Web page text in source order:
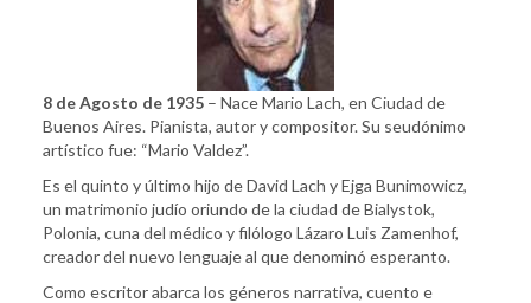
8 de Agosto de 1935 – Nace Mario Lach, en Ciudad de
Buenos Aires. Pianista, autor y compositor. Su seudónimo
artístico fue: “Mario Valdez”.
Es el quinto y último hijo de David Lach y Ejga Bunimowicz,
un matrimonio judío oriundo de la ciudad de Bialystok,
Polonia, cuna del médico y filólogo Lázaro Luis Zamenhof,
creador del nuevo lenguaje al que denominó esperanto.
Como escritor abarca los géneros narrativa, cuento e